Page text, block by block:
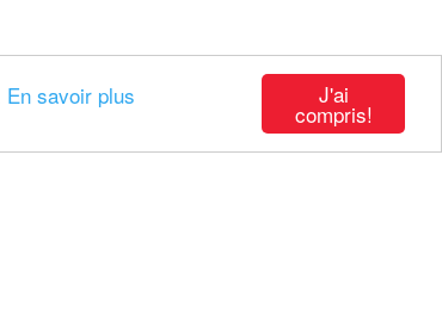
J'ai
compris!
En savoir plus